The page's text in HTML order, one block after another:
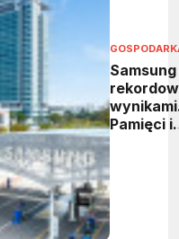
Samsung
Pamięci i